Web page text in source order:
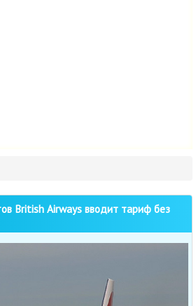
British Airways вводит тариф без